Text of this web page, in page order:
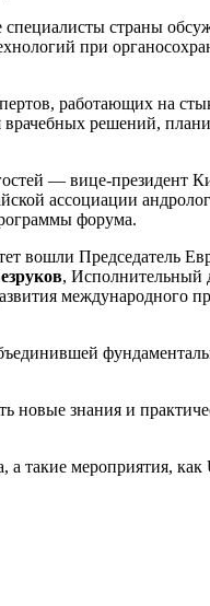
страны
при
работающих на
врачебных решений,
— вице-президент
ассоциации
форума.
вошли Председатель
, Исполнительный
международного
новые знания и
а такие мероприятия,